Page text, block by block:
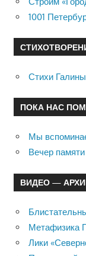
1001
Стихи
ПОКА НАС
Мы
Вечер
ВИДЕО —
Метафизика
Лики